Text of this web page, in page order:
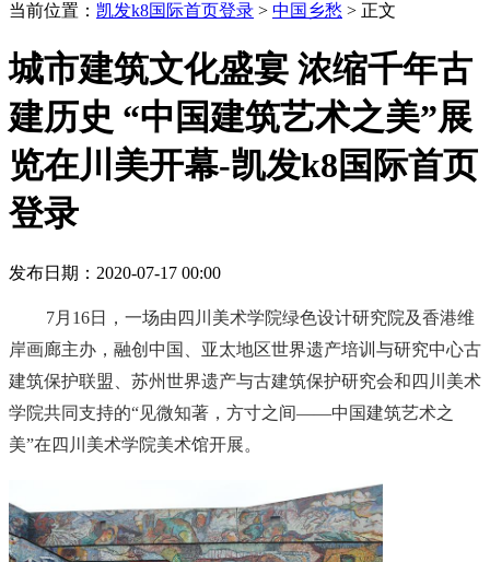
当前位置： 凯发k8国际首页登录 > 中国乡愁 > 正文
城市建筑文化盛宴 浓缩千年古
建历史 “中国建筑艺术之美”展
览在川美开幕-凯发k8国际首页
登录
发布日期：2020-07-17 00:00
7月16日，一场由四川美术学院绿色设计研究院及香港维
岸画廊主办，融创中国、亚太地区世界遗产培训与研究中心古
建筑保护联盟、苏州世界遗产与古建筑保护研究会和四川美术
学院共同支持的“见微知著，方寸之间——中国建筑艺术之
美”在四川美术学院美术馆开展。